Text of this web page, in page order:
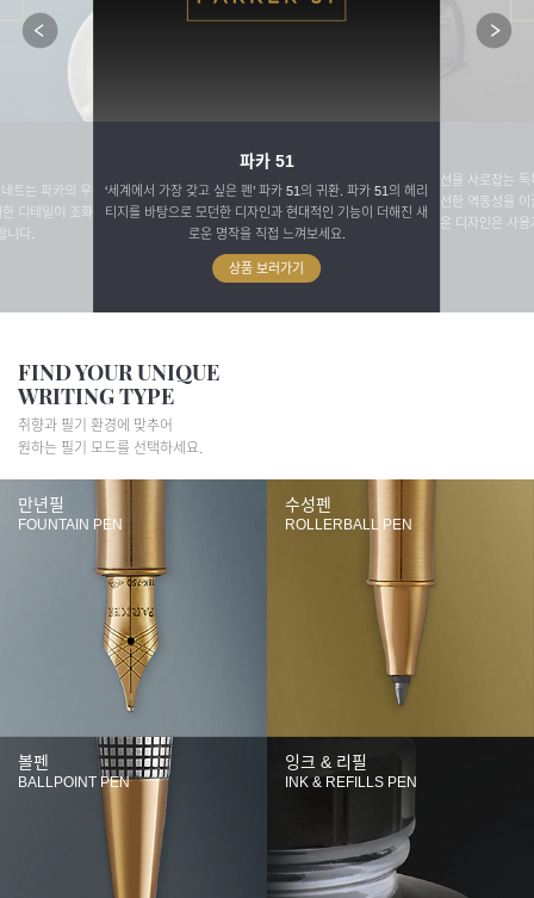
트는 파카의 우아
디테일이 조화를
다.
파카 51
‘세계에서 가장 갖고 싶은 펜’ 파카 51의 귀환. 파카 51의 헤리
티지를 바탕으로 모던한 디자인과 현대적인 기능이 더해진 새
로운 명작을 직접 느껴보세요.
상품 보러가기
시선을 사로잡는
신선한 역동성을
로운 디자인은 사
FIND YOUR UNIQUE
WRITING TYPE
취향과 필기 환경에 맞추어
원하는 필기 모드를 선택하세요.
만년필
FOUNTAIN PEN
수성펜
ROLLERBALL PEN
볼펜
BALLPOINT PEN
잉크 & 리필
INK & REFILLS PEN